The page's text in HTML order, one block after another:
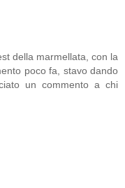
della marmellata, con la
poco fa, stavo dando
un commento a chi